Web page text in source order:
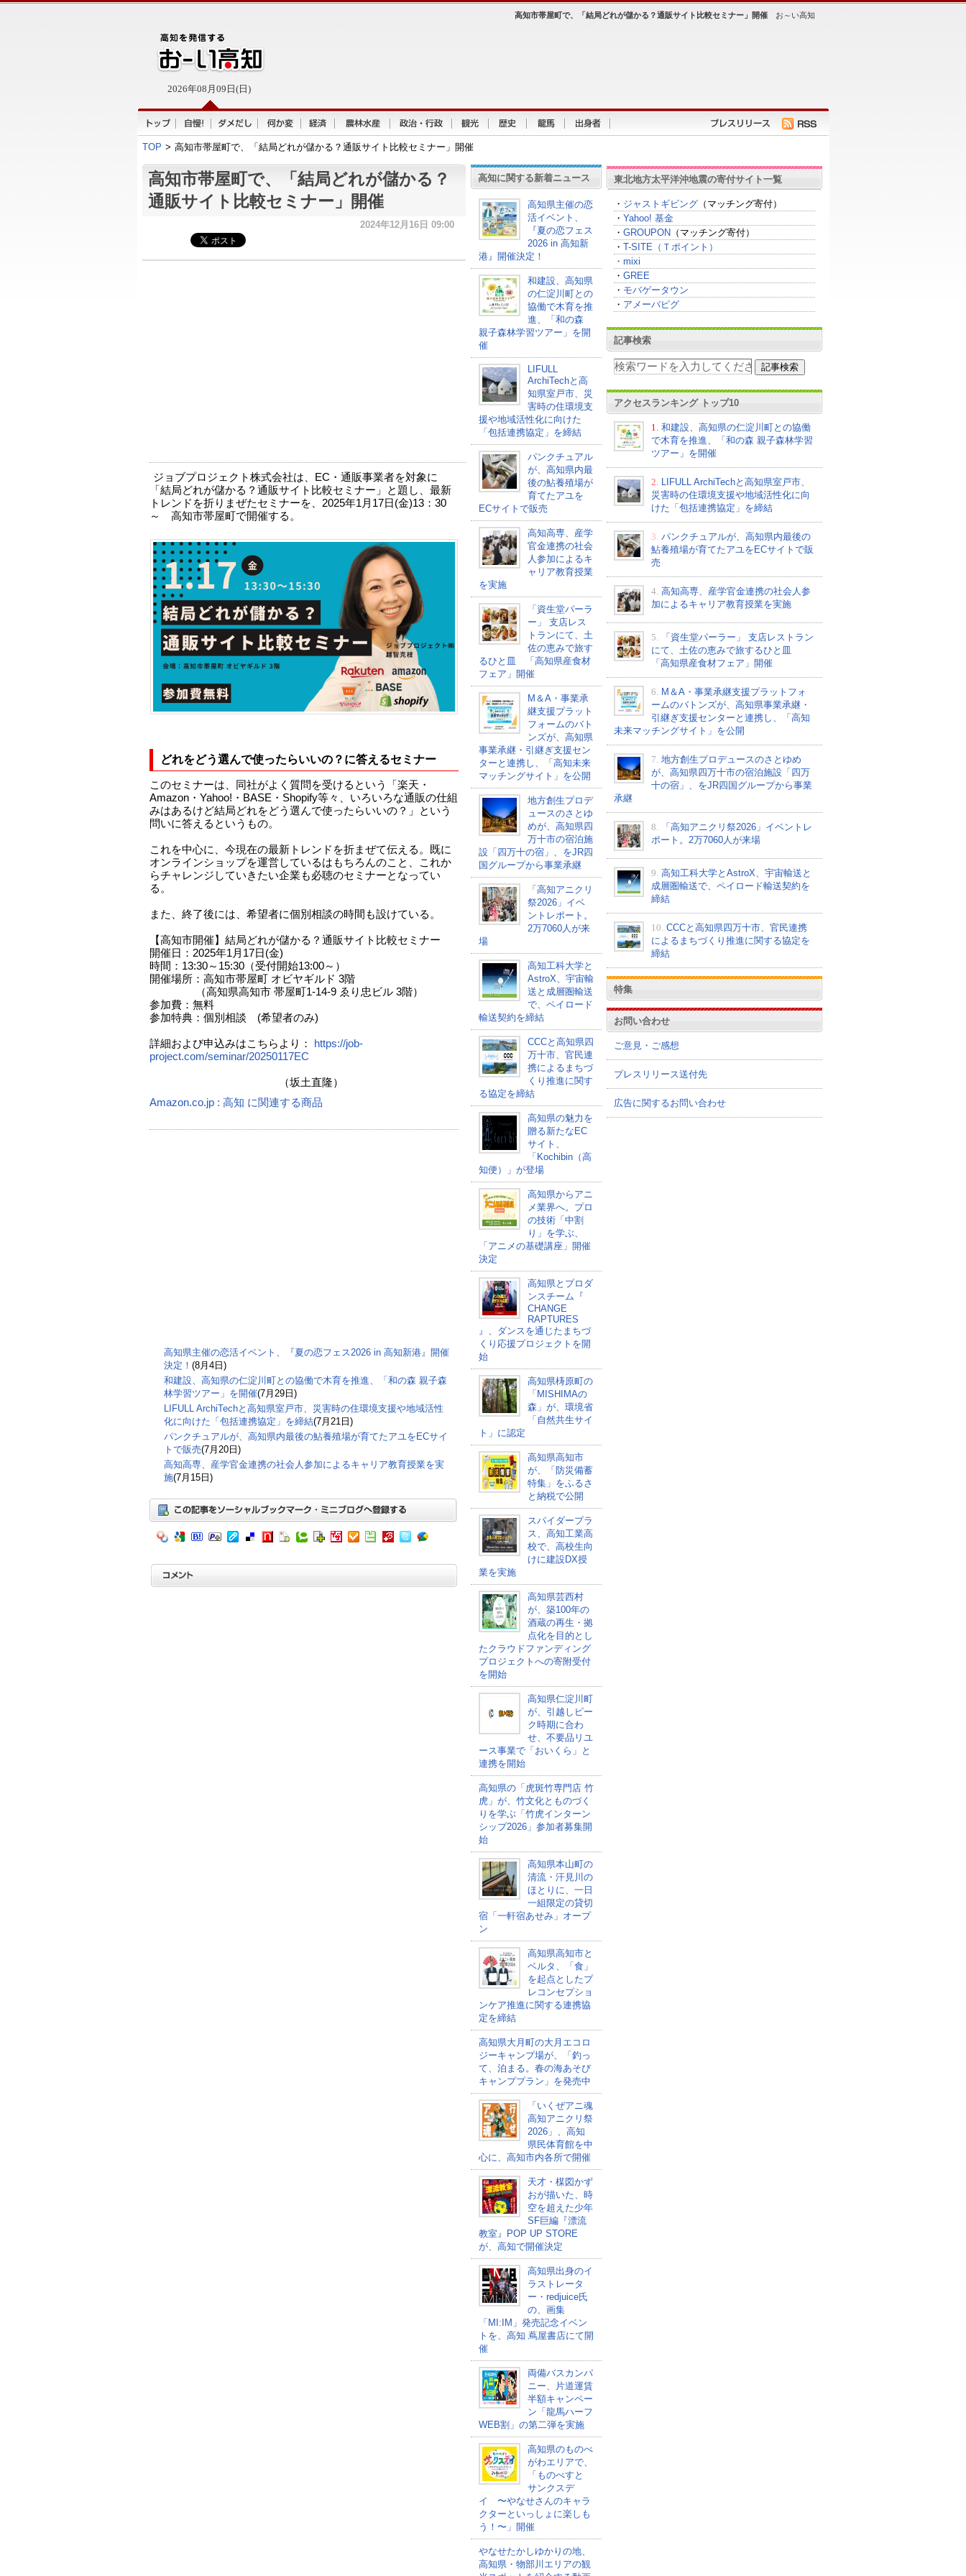
2026年08月09日(日)
お～い高知
高知市帯屋町で、「結局どれが儲かる？通販サイト比較セミナー」開催
TOP > 高知市帯屋町で、「結局どれが儲かる？通販サイト比較セミナー」開催
高知市帯屋町で、「結局どれが儲かる？
通販サイト比較セミナー」開催
2024年12月16日 09:00
ジョブプロジェクト株式会社は、EC・通販事業者を対象に
「結局どれが儲かる？通販サイト比較セミナー」と題し、最新
トレンドを折りまぜたセミナーを、2025年1月17日(金)13：30
～ 高知市帯屋町で開催する。
どれをどう選んで使ったらいいの？に答えるセミナー
このセミナーは、同社がよく質問を受けるという「楽天・
Amazon・Yahoo!・BASE・Shopify等々、いろいろな通販の仕組
みはあるけど結局どれをどう選んで使ったらいいの？」という
問いに答えるというもの。
これを中心に、今現在の最新トレンドを折まぜて伝える。既に
オンラインショップを運営しているはもちろんのこと、これか
らチャレンジしていきたい企業も必聴のセミナーとなってい
る。
また、終了後には、希望者に個別相談の時間も設けている。
【高知市開催】結局どれが儲かる？通販サイト比較セミナー
開催日：2025年1月17日(金)
時間：13:30～15:30（受付開始13:00～）
開催場所：高知市帯屋町 オビヤギルド 3階
（高知県高知市 帯屋町1-14-9 ゑり忠ビル 3階）
参加費：無料
参加特典：個別相談 (希望者のみ)
詳細および申込みはこちらより：
https://job-
project.com/seminar/20250117EC
（坂土直隆）
Amazon.co.jp : 高知 に関連する商品
高知県主催の恋活イベント、『夏の恋フェス2026 in 高知新港』開催
決定！ (8月4日)
和建設、高知県の仁淀川町との協働で木育を推進、「和の森 親子森
林学習ツアー」を開催(7月29日)
LIFULL ArchiTechと高知県室戸市、災害時の住環境支援や地域活性
化に向けた「包括連携協定」を締結(7月21日)
パンクチュアルが、高知県内最後の鮎養殖場が育てたアユをECサイ
トで販売(7月20日)
高知高専、産学官金連携の社会⼈参加によるキャリア教育授業を実
施(7月15日)
高知に関する新着ニュース
高知県主催の恋
活イベント、
『夏の恋フェス
2026 in 高知新
港』開催決定！
和建設、高知県
の仁淀川町との
協働で木育を推
進、「和の森
親子森林学習ツアー」を開
催
LIFULL
ArchiTechと高
知県室戸市、災
害時の住環境支
援や地域活性化に向けた
「包括連携協定」を締結
パンクチュアル
が、高知県内最
後の鮎養殖場が
育てたアユを
ECサイトで販売
高知高専、産学
官金連携の社会
⼈参加によるキ
ャリア教育授業
を実施
「資生堂パーラ
ー」 支店レス
トランにて、土
佐の恵みで旅す
るひと皿 「高知県産食材
フェア」開催
M＆A・事業承
継支援プラット
フォームのバト
ンズが、高知県
事業承継・引継ぎ支援セン
ターと連携し、「高知未来
マッチングサイト」を公開
地方創生プロデ
ュースのさとゆ
めが、高知県四
万十市の宿泊施
設「四万十の宿」、をJR四
国グループから事業承継
「高知アニクリ
祭2026」イベ
ントレポート。
2万7060人が来
場
高知工科大学と
AstroX、宇宙輸
送と成層圏輸送
で、ペイロード
輸送契約を締結
CCCと高知県四
万十市、官民連
携によるまちづ
くり推進に関す
る協定を締結
高知県の魅力を
贈る新たなEC
サイト、
「Kochibin（高
知便）」が登場
高知県からアニ
メ業界へ。プロ
の技術「中割
り」を学ぶ、
「アニメの基礎講座」開催
決定
高知県とプロダ
ンスチーム『
CHANGE
RAPTURES
』、ダンスを通じたまちづ
くり応援プロジェクトを開
始
高知県梼原町の
「MISHIMAの
森」が、環境省
「自然共生サイ
ト」に認定
高知県高知市
が、「防災備蓄
特集」をふるさ
と納税で公開
スパイダープラ
ス、高知工業高
校で、高校生向
けに建設DX授
業を実施
高知県芸西村
が、築100年の
酒蔵の再生・拠
点化を目的とし
たクラウドファンディング
プロジェクトへの寄附受付
を開始
高知県仁淀川町
が、引越しピー
ク時期に合わ
せ、不要品リユ
ース事業で「おいくら」と
連携を開始
高知県の「虎斑竹専門店 竹
虎」が、竹文化とものづく
りを学ぶ「竹虎インターン
シップ2026」参加者募集開
始
高知県本山町の
清流・汗見川の
ほとりに、一日
一組限定の貸切
宿「一軒宿あせみ」オープ
ン
高知県高知市と
ベルタ、「食」
を起点としたプ
レコンセプショ
ンケア推進に関する連携協
定を締結
高知県大月町の大月エコロ
ジーキャンプ場が、「釣っ
て、泊まる。春の海あそび
キャンププラン」を発売中
「いくぜアニ魂
高知アニクリ祭
2026」、高知
県民体育館を中
心に、高知市内各所で開催
天才・楳図かず
おが描いた、時
空を超えた少年
SF巨編『漂流
教室』POP UP STORE
が、高知で開催決定
高知県出身のイ
ラストレータ
ー・redjuice氏
の、画集
「MI:IM」発売記念イベン
トを、高知 蔦屋書店にて開
催
両備バスカンパ
ニー、片道運賃
半額キャンペー
ン「龍馬ハーフ
WEB割」の第二弾を実施
高知県のものべ
がわエリアで、
「ものべすと
サンクスデ
イ 〜やなせさんのキャラ
クターといっしょに楽しも
う！〜」開催
やなせたかしゆかりの地、
高知県・物部川エリアの観
東北地方太平洋沖地震の寄付サイト一覧
・ ジャストギビング（マッチング寄付）
・ Yahoo! 基金
・ GROUPON （マッチング寄付）
・ T-SITE（Ｔポイント）
・ mixi
・ GREE
・ モバゲータウン
・ アメーバピグ
記事検索
アクセスランキング トップ10
1.
和建設、高知県の仁淀川町との協働
で木育を推進、「和の森 親子森林学習
ツアー」を開催
2. LIFULL ArchiTechと高知県室戸市、
災害時の住環境支援や地域活性化に向
けた「包括連携協定」を締結
3. パンクチュアルが、高知県内最後の
鮎養殖場が育てたアユをECサイトで販
売
4. 高知高専、産学官金連携の社会⼈参
加によるキャリア教育授業を実施
5.
「資生堂パーラー」 支店レストラン
にて、土佐の恵みで旅するひと皿
「高知県産食材フェア」開催
6. M＆A・事業承継支援プラットフォ
ームのバトンズが、高知県事業承継・
引継ぎ支援センターと連携し、「高知
未来マッチングサイト」を公開
7. 地方創生プロデュースのさとゆめ
が、高知県四万十市の宿泊施設「四万
十の宿」、をJR四国グループから事業
承継
8.
「高知アニクリ祭2026」イベントレ
ポート。2万7060人が来場
9. 高知工科大学とAstroX、宇宙輸送と
成層圏輸送で、ペイロード輸送契約を
締結
10. CCCと高知県四万十市、官民連携
によるまちづくり推進に関する協定を
締結
特集
お問い合わせ
ご意見・ご感想
プレスリリース送付先
広告に関するお問い合わせ